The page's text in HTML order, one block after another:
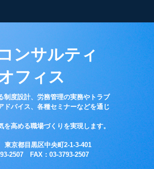
ンサルティ
フィス
制度設計、労務管理の実務やトラブ
ドバイス、各種セミナーなどを通じ
を高める職場づくりを実現します。
京都目黒区中央町2-1-3-401
2507 FAX：03-3793-2507